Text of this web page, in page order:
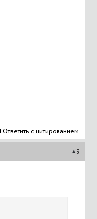
Ответить с цитированием
#3